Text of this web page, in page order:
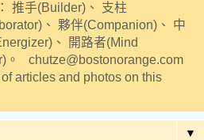
推手(Builder)、 支柱
、 夥伴(Companion)、 中
、 開路者(Mind
。 chutze@bostonorange.com
articles and photos on this
▼